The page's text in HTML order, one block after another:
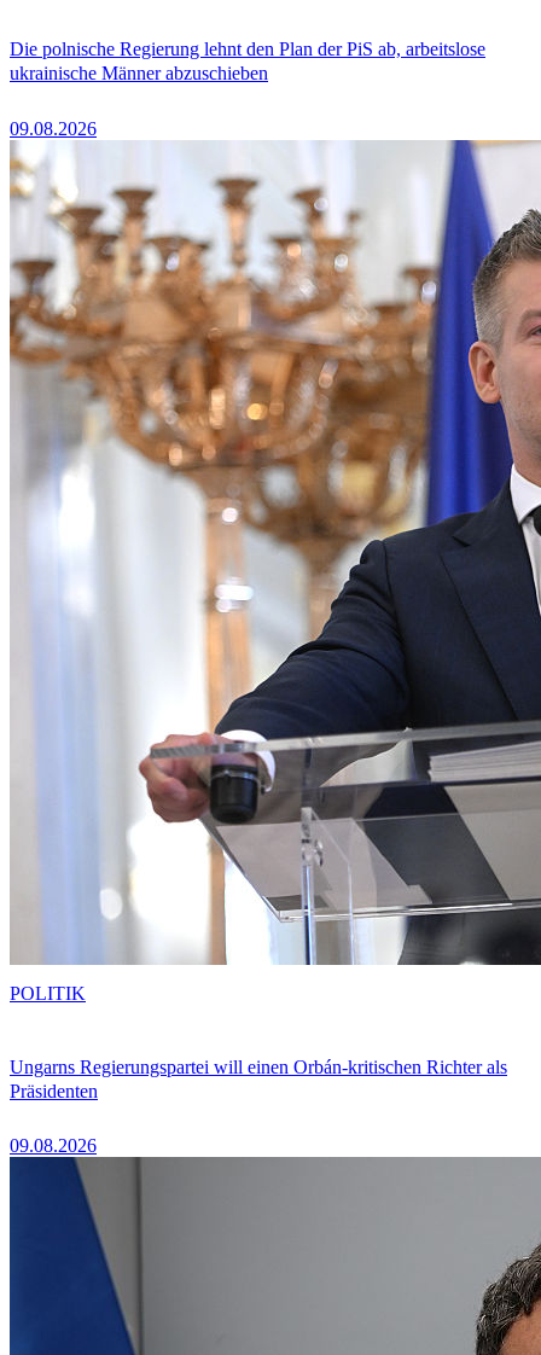
Die polnische Regierung lehnt den Plan der PiS ab, arbeitslose
ukrainische Männer abzuschieben
09.08.2026
Ungarns Regierungspartei will einen Orbán-kritischen Richter als
Präsidenten
09.08.2026
POLITIK